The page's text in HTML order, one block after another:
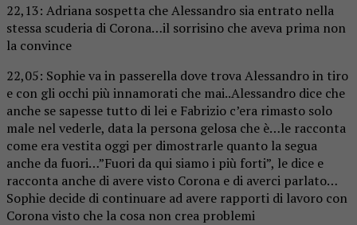
22,13: Adriana sospetta che Alessandro sia entrato nella
stessa scuderia di Corona…il sorrisino che aveva prima non
la convince
22,05: Sophie va in passerella dove trova Alessandro in tiro
e con gli occhi più innamorati che mai..Alessandro dice che
anche se sapesse tutto di lei e Fabrizio c’era rimasto solo
male nel vederle, data la persona gelosa che è…le racconta
come era vestita oggi per dimostrarle quanto la segua
anche da fuori…”Fuori da qui siamo i più forti”, le dice e
racconta anche di avere visto Corona e di averci parlato…
Sophie decide di continuare ad avere rapporti di lavoro con
Corona visto che la cosa non crea problemi